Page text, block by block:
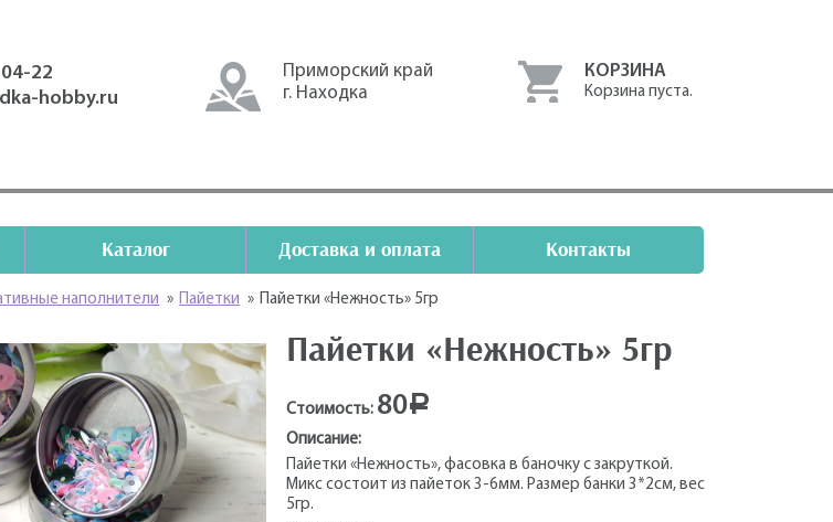
22
hobby.ru
Приморский край
г. Находка
КОРЗИНА
Корзина пуста.
Каталог Доставка и оплата Контакты
наполнители » Пайетки » Пайетки «Нежность» 5гр
Пайетки «Нежность» 5гр
Стоимость: 80Р
Описание:
Пайетки «Нежность», фасовка в баночку с закруткой.
Микс состоит из пайеток 3-6мм. Размер банки 3*2см, вес
5гр.